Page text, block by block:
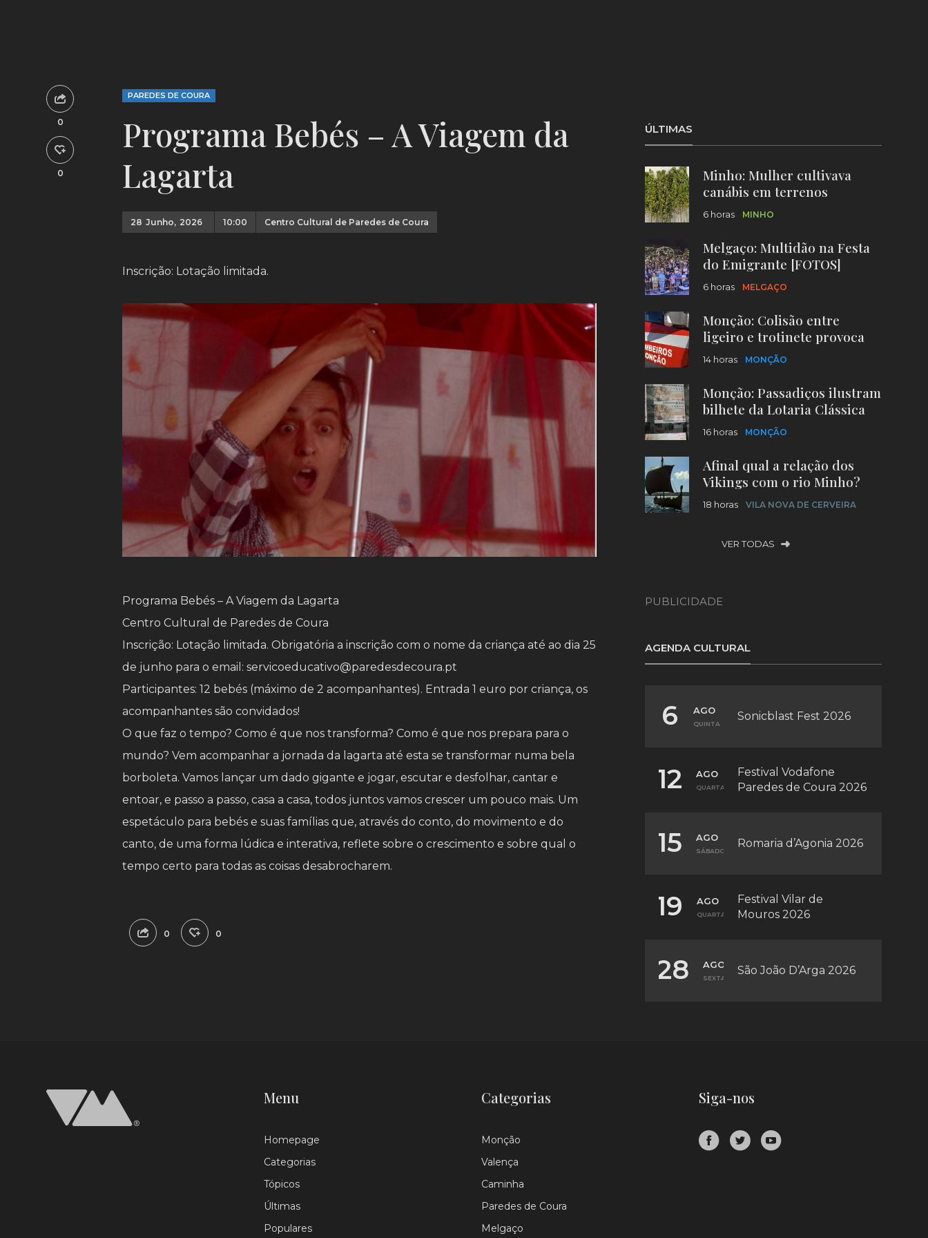
0
0
PAREDES DE COURA
Programa Bebés – A Viagem da
Lagarta
28 Junho, 2026 10:00 Centro Cultural de Paredes de Coura
Inscrição: Lotação limitada.
Programa Bebés – A Viagem da Lagarta
Centro Cultural de Paredes de Coura
Inscrição: Lotação limitada. Obrigatória a inscrição com o nome da criança até ao dia 25
de junho para o email:servicoeducativo@paredesdecoura.pt
Participantes: 12 bebés (máximo de 2 acompanhantes). Entrada 1 euro por criança, os
acompanhantes são convidados!
O que faz o tempo? Como é que nos transforma? Como é que nos prepara para o
mundo? Vem acompanhar a jornada da lagarta até esta se transformar numa bela
borboleta. Vamos lançar um dado gigante e jogar, escutar e desfolhar, cantar e
entoar, e passo a passo, casa a casa, todos juntos vamos crescer um pouco mais. Um
espetáculo para bebés e suas famílias que, através do conto, do movimento e do
canto, de uma forma lúdica e interativa, reflete sobre o crescimento e sobre qual o
tempo certo para todas as coisas desabrocharem.
0 0
ÚLTIMAS
Minho: Mulher cultivava
canábis em terrenos
agrícolas
6 horas MINHO
Melgaço: Multidão na Festa
do Emigrante [FOTOS]
6 horas MELGAÇO
Monção: Colisão entre
ligeiro e trotinete provoca
um ferido
14 horas MONÇÃO
Monção: Passadiços ilustram
bilhete da Lotaria Clássica
16 horas MONÇÃO
Afinal qual a relação dos
Vikings com o rio Minho?
Entenda
18 horas VILA NOVA DE CERVEIRA
VER TODAS
PUBLICIDADE
AGENDA CULTURAL
6 AGO
QUINTA
Sonicblast Fest 2026
12 AGO
QUARTA
Festival Vodafone
Paredes de Coura 2026
15 AGO
SÁBADO
Romaria d’Agonia 2026
19 AGO
QUARTA
Festival Vilar de
Mouros 2026
28 AGO
SEXTA
São João D’Arga 2026
Menu
Homepage
Categorias
Tópicos
Últimas
Populares
Categorias
Monção
Valença
Caminha
Paredes de Coura
Melgaço
Siga-nos